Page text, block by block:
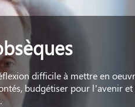
difficile à mettre en
budgétiser pour l’avenir et